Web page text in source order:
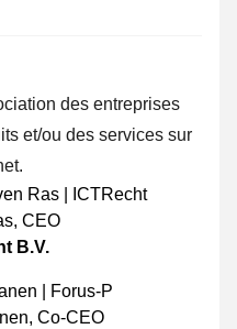
des entreprises
et/ou des services sur
, CEO
B.V.
, Co-CEO